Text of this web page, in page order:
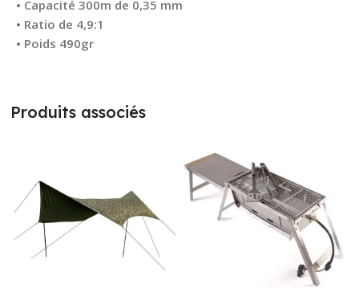
• Capacité 300m de 0,35 mm
• Ratio de 4,9:1
• Poids 490gr
Produits associés